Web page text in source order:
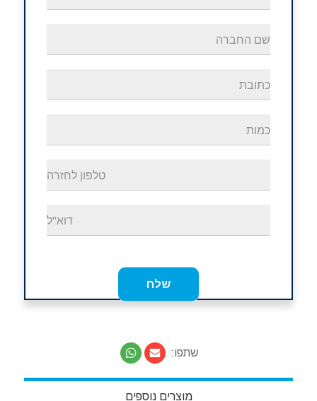
שתפו:
מוצרים נוספים